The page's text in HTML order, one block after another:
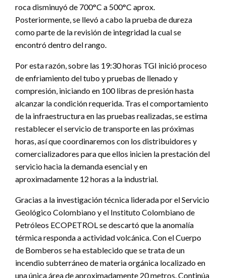
roca disminuyó de 700°C a 500°C aprox.
Posteriormente, se llevó a cabo la prueba de dureza
como parte de la revisión de integridad la cual se
encontró dentro del rango.
Por esta razón, sobre las 19:30 horas TGI inició proceso
de enfriamiento del tubo y pruebas de llenado y
compresión, iniciando en 100 libras de presión hasta
alcanzar la condición requerida. Tras el comportamiento
de la infraestructura en las pruebas realizadas, se estima
restablecer el servicio de transporte en las próximas
horas, así que coordinaremos con los distribuidores y
comercializadores para que ellos inicien la prestación del
servicio hacia la demanda esencial y en
aproximadamente 12 horas a la industrial.
Gracias a la investigación técnica liderada por el Servicio
Geológico Colombiano y el Instituto Colombiano de
Petróleos ECOPETROL se descartó que la anomalía
térmica responda a actividad volcánica. Con el Cuerpo
de Bomberos se ha establecido que se trata de un
incendio subterráneo de materia orgánica localizado en
una única área de aproximadamente 20 metros. Continúa